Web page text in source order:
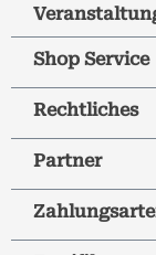
Shop Service
Rechtliches
Partner